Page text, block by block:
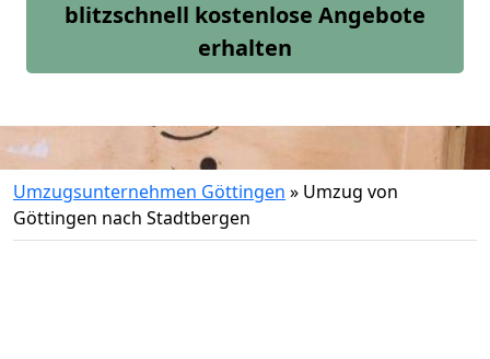
blitzschnell kostenlose Angebote
erhalten
Umzugsunternehmen Göttingen » Umzug von
Göttingen nach Stadtbergen